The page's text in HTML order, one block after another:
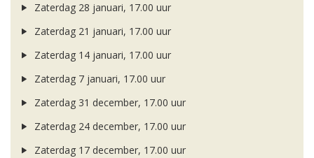
Zaterdag 28 januari, 17.00 uur
Zaterdag 21 januari, 17.00 uur
Zaterdag 14 januari, 17.00 uur
Zaterdag 7 januari, 17.00 uur
Zaterdag 31 december, 17.00 uur
Zaterdag 24 december, 17.00 uur
Zaterdag 17 december, 17.00 uur